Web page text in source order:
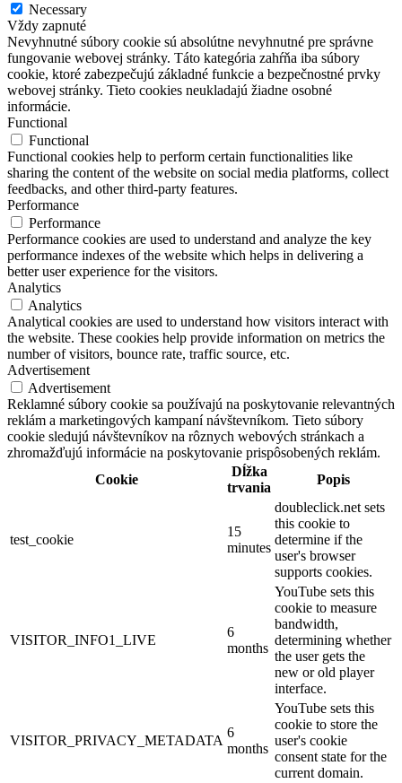
Necessary
Vždy zapnuté
Nevyhnutné súbory cookie sú absolútne nevyhnutné pre správne
fungovanie webovej stránky. Táto kategória zahŕňa iba súbory
cookie, ktoré zabezpečujú základné funkcie a bezpečnostné prvky
webovej stránky. Tieto cookies neukladajú žiadne osobné
informácie.
Functional
Functional
Functional cookies help to perform certain functionalities like
sharing the content of the website on social media platforms, collect
feedbacks, and other third-party features.
Performance
Performance
Performance cookies are used to understand and analyze the key
performance indexes of the website which helps in delivering a
better user experience for the visitors.
Analytics
Analytics
Analytical cookies are used to understand how visitors interact with
the website. These cookies help provide information on metrics the
number of visitors, bounce rate, traffic source, etc.
Advertisement
Advertisement
Reklamné súbory cookie sa používajú na poskytovanie relevantných
reklám a marketingových kampaní návštevníkom. Tieto súbory
cookie sledujú návštevníkov na rôznych webových stránkach a
zhromažďujú informácie na poskytovanie prispôsobených reklám.
Cookie
Dĺžka
trvania
Popis
test_cookie
15
minutes
doubleclick.net sets
this cookie to
determine if the
user's browser
supports cookies.
VISITOR_INFO1_LIVE
6
months
YouTube sets this
cookie to measure
bandwidth,
determining whether
the user gets the
new or old player
interface.
VISITOR_PRIVACY_METADATA
6
months
YouTube sets this
cookie to store the
user's cookie
consent state for the
current domain.